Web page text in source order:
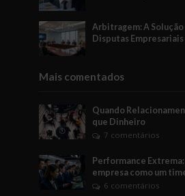
Arbitragem: A
Disputas Empresariais
Mais comentados
Quando
que Dinheiro
7 comentários
Performance
empresa como um
6 comentários